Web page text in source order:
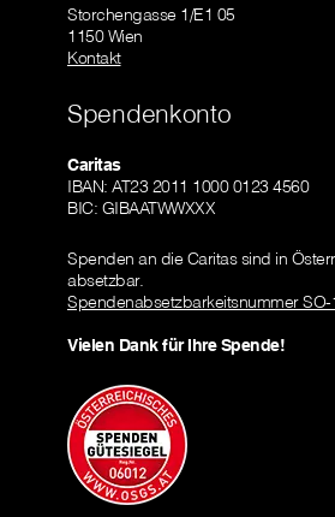
Storchengasse 1/E1 05
1150 Wien
Kontakt
Spendenkonto
Caritas
IBAN: AT23 2011 1000 0123 4560
BIC: GIBAATWWXXX
Spenden an die Caritas sind in
absetzbar.
Spendenabsetzbarkeitsnummer SO-
Vielen Dank für Ihre Spende!